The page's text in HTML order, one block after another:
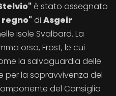
è stato assegnato
regno"di Asgeir
isole Svalbard. La
orso, Frost, le cui
la salvaguardia delle
per la sopravvivenza del
del Consiglio